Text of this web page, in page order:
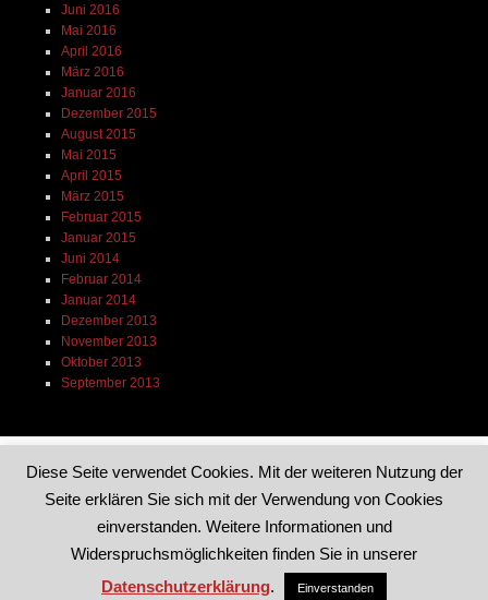
Juni 2016
Mai 2016
April 2016
März 2016
Januar 2016
Dezember 2015
August 2015
Mai 2015
April 2015
März 2015
Februar 2015
Januar 2015
Juni 2014
Februar 2014
Januar 2014
Dezember 2013
November 2013
Oktober 2013
September 2013
Diese Seite verwendet Cookies. Mit der weiteren Nutzung der
Seite erklären Sie sich mit der Verwendung von Cookies
einverstanden. Weitere Informationen und
Widerspruchsmöglichkeiten finden Sie in unserer
Datenschutzerklärung. Einverstanden